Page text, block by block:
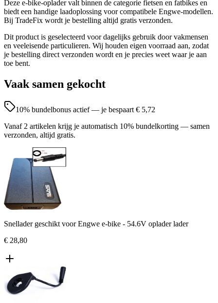
Deze e-bike-oplader valt binnen de categorie fietsen en fatbikes en
biedt een handige laadoplossing voor compatibele Engwe-modellen.
Bij TradeFix wordt je bestelling altijd gratis verzonden.
Dit product is geselecteerd voor dagelijks gebruik door vakmensen
en veeleisende particulieren. Wij houden eigen voorraad aan, zodat
je bestelling direct verzonden wordt en je precies weet waar je aan
toe bent.
Vaak samen gekocht
10% bundelbonus actief — je bespaart € 5,72
Vanaf 2 artikelen krijg je automatisch 10% bundelkorting — samen
verzonden, altijd gratis.
Snellader geschikt voor Engwe e-bike - 54.6V oplader lader
€ 28,80